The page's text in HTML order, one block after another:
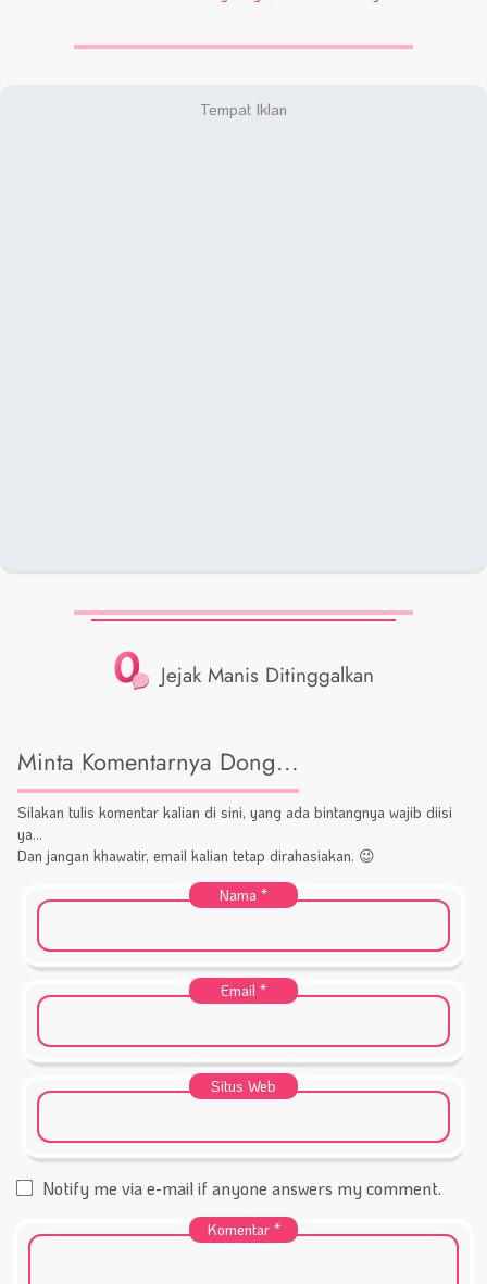
0 Jejak Manis Ditinggalkan
Minta Komentarnya Dong...
Silakan tulis komentar kalian di sini, yang ada bintangnya wajib diisi
ya...
Dan jangan khawatir, email kalian tetap dirahasiakan. 😉
Nama *
Email *
Situs Web
Notify me via e-mail if anyone answers my comment.
Komentar *